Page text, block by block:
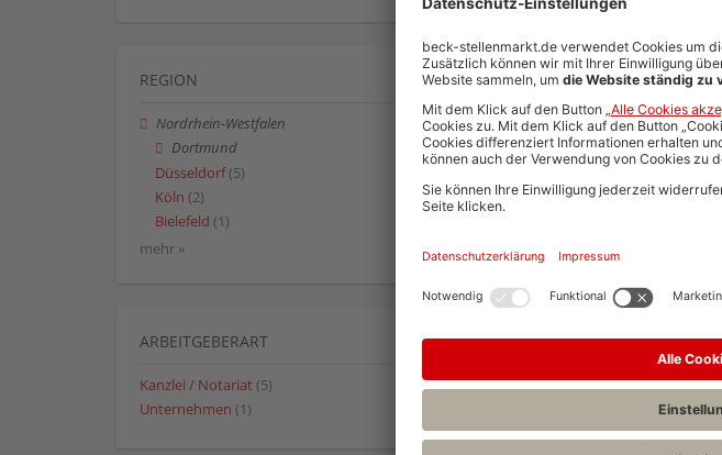
Automatisch neue Jobs
REGION
Nordrhein-Westfalen
Dortmund
Düsseldorf (5)
Köln (2)
Bielefeld (1)
mehr »
ARBEITGEBERART
Kanzlei / Notariat (5)
Unternehmen (1)